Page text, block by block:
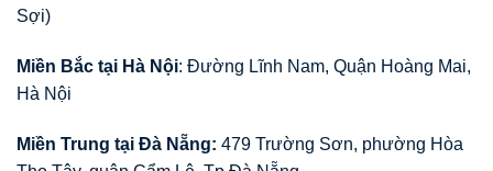
Sợi)
Miền Bắc tại Hà Nội: Đường Lĩnh Nam, Quận Hoàng Mai,
Hà Nội
Miền Trung tại Đà Nẵng: 479 Trường Sơn, phường Hòa